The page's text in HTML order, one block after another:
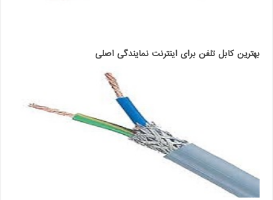
بهترین کابل تلفن برای اینترنت نمایندگی اصلی